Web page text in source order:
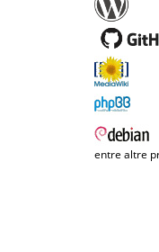
entre altre